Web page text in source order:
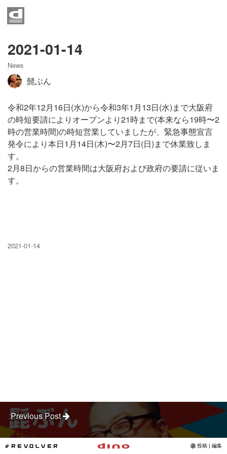
Home
News
Event
Access
2021-01-14
News
髭ぶん
令和2年12月16日(水)から令和3年1月13日(水)まで大阪府
の時短要請によりオープンより21時まで(本来なら19時〜2
時の営業時間)の時短営業していましたが、緊急事態宣言
発令により本日1月14日(木)〜2月7日(日)まで休業致しま
す。
2月8日からの営業時間は大阪府および政府の要請に従いま
す。
2021-01-14
Previous Post
とんちとんちピクルス ライブ決定 2017
*REVOLVER 投稿 | 編集